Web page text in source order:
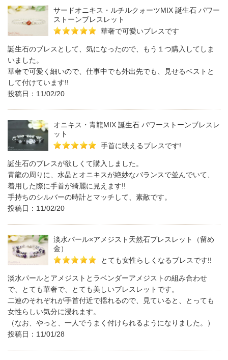
サードオニキス・ルチルクォーツMIX 誕生石 パワー
ストーンブレスレット
華奢で可愛いブレスです
誕生石のブレスとして、気になったので、もう１つ購入してしま
いました。
華奢で可愛く細いので、仕事中でも外出先でも、見せるベストと
して付けています!!
投稿日：11/02/20
オニキス・青龍MIX 誕生石 パワーストーンブレスレ
ット
手首に映えるブレスです!
誕生石のブレスが欲しくて購入しました。
青龍の周りに、水晶とオニキスが絶妙なバランスで並んでいて、
着用した際に手首が綺麗に見えます!!
手持ちのシルバーの時計とマッチして、素敵です。
投稿日：11/02/20
淡水パール×アメジスト天然石ブレスレット（留め
金）
とても女性らしくなるブレスです!!
淡水パールとアメジストとラベンダーアメジストの組み合わせ
で、とても華奢で、とても美しいブレスレットです。
二連のそれぞれが手首付近で揺れるので、見ていると、とっても
女性らしい気分に浸れます。
（なお、やっと、一人でうまく付けられるようになりました。）
投稿日：11/01/28